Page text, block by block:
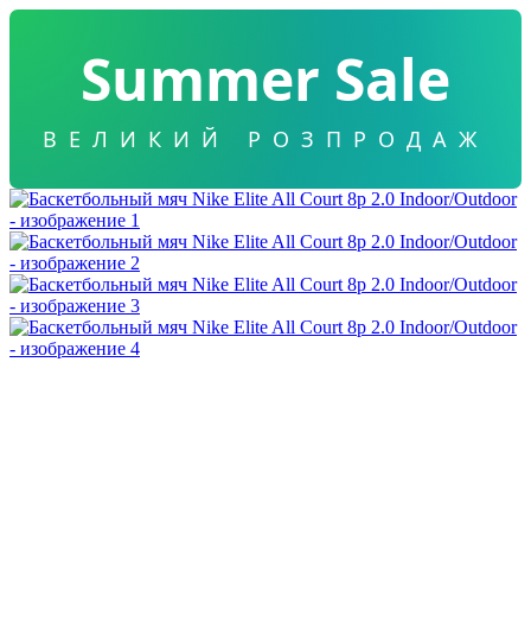
Summer Sale
ВЕЛИКИЙ РОЗПРОДАЖ